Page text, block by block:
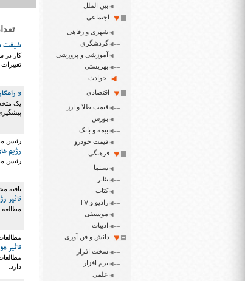
اخبار حوزه معلولان و نابینایان
>
ایران سپید سایت خبری نابینایان و
>
بین الملل
اجتماعی
شهری و رفاهی
گردشگری
آموزشی و پرورشی
بهزیستی
حوادث
اقتصادی
قیمت طلا و ارز
بورس
بیمه و بانک
قیمت خودرو
فرهنگی
سینما
تئاتر
کتاب
رادیو و TV
موسیقی
ادبیات
دانش و فن آوری
سخت افزار
نرم افزار
علمی
تعداد
شیفت
کار در
3 راهکار کلیدی پیشگیری از سرطان
یک
رئیس
رژیم
رئیس
یافته
تاثیر
تاثیر
دارد.